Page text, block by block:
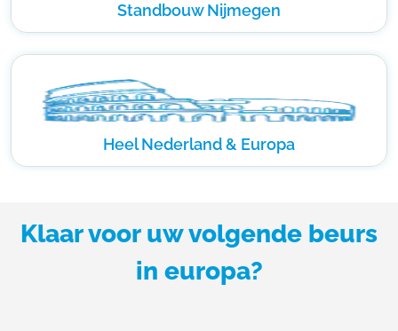
Standbouw Nijmegen
Heel Nederland & Europa
Klaar voor uw volgende beurs
in europa?